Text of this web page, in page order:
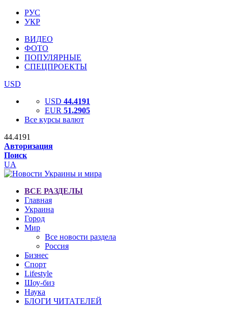
РУС
УКР
ВИДЕО
ФОТО
ПОПУЛЯРНЫЕ
СПЕЦПРОЕКТЫ
USD
USD 44.4191
EUR 51.2905
Все курсы валют
44.4191
Авторизация
Поиск
UA
ВСЕ РАЗДЕЛЫ
Главная
Украина
Город
Мир
Все новости раздела
Россия
Бизнес
Спорт
Lifestyle
Шоу-биз
Наука
БЛОГИ ЧИТАТЕЛЕЙ